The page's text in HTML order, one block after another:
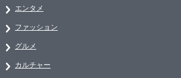
エンタメ
ファッション
グルメ
カルチャー